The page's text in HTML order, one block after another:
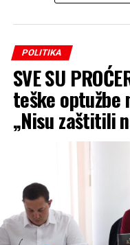
-Kada nemate
loša poljoprivredna
Čak je i premijer prije
Republici Srpskoj
mjeseci kasnije ne
koji je Vlada preduzela
da im briga za građane
Kaže da ne očekuje
Vlade Republike
vlasti.
-Prošli smo
ogromna
POLITIKA
SVE SU
teške optužbe
„Nisu zaštitili